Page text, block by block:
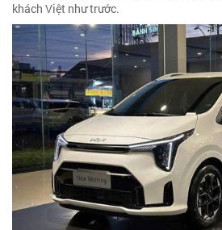
khách Việt như trước.